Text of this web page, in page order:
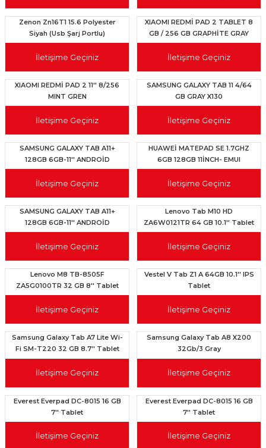
Zenon Zn16T1 15.6 Polyester
Siyah (Usb Şarj Portlu)
Notebook Sırt Çantası
İletişime Geçiniz
XIAOMI REDMİ PAD 2 TABLET 8
GB / 256 GB GRAPHİTE GRAY
İletişime Geçiniz
XIAOMI REDMİ PAD 2 11'' 8/256
MINT GREN
İletişime Geçiniz
SAMSUNG GALAXY TAB 11 4/64
GB GRAY X130
İletişime Geçiniz
SAMSUNG GALAXY TAB A11+
128GB 6GB-11'' ANDROİD
TABLET SM-X230 SİLVER
İletişime Geçiniz
HUAWEİ MATEPAD SE 1.7GHZ
6GB 128GB 11İNCH- EMUI
TABLET
İletişime Geçiniz
SAMSUNG GALAXY TAB A11+
128GB 6GB-11'' ANDROİD
TABLET SM-X230 GRAY
İletişime Geçiniz
Lenovo Tab M10 HD
ZA6W0121TR 64 GB 10.1'' Tablet
İletişime Geçiniz
Lenovo M8 TB-8505F
ZA5G0100TR 32 GB 8'' Tablet
İletişime Geçiniz
Vestel V Tab Z1 A 64GB 10.1'' IPS
Tablet
İletişime Geçiniz
Samsung Galaxy Tab A7 Lite Wi-
Fi SM-T220 32 GB 8.7'' Tablet
İletişime Geçiniz
Samsung Galaxy Tab A8 X200
32Gb/3 Gray
İletişime Geçiniz
Everest Everpad DC-8015 16 GB
7'' Tablet
İletişime Geçiniz
Everest Everpad DC-8015 16 GB
7'' Tablet
İletişime Geçiniz